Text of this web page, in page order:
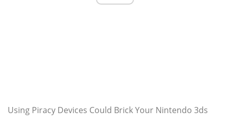
Using Piracy Devices Could Brick Your Nintendo 3ds